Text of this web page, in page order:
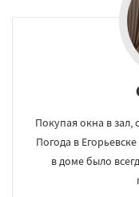
Работаем
регионам
Красноармейск
Краснозаводск
Кубинка Куровское
Покупая окна в зал,
Погода в
в доме было
Даю